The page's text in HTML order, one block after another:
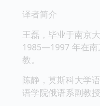
译者简介
王磊，毕业于南京
1985—1997 年在南
教。
陈静，莫斯科大学
语学院俄语系副教授